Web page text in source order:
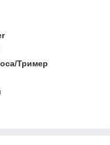
Тример